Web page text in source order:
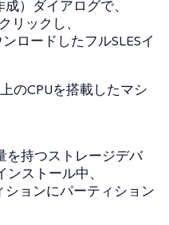
）ダイアログで、
リックし、
ロードしたフルSLESイ
のCPUを搭載したマシ
を持つストレージデバ
ストール中、
ョンにパーティション